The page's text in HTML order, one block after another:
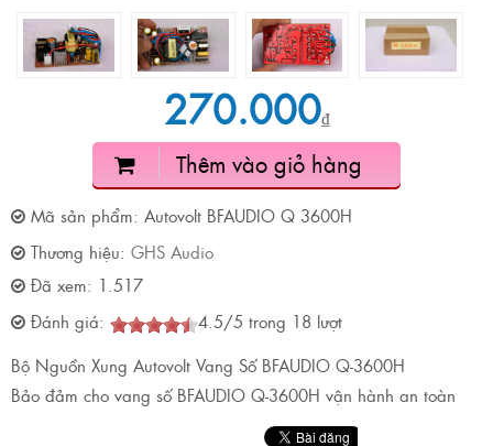
270.000₫
Thêm vào giỏ hàng
Mã sản phẩm: Autovolt BFAUDIO Q 3600H
Thương hiệu: GHS Audio
Đã xem: 1.517
Đánh giá:
4.5/5 trong 18 lượt
Bộ Nguồn Xung Autovolt Vang Số BFAUDIO Q-3600H
Bảo đảm cho vang số BFAUDIO Q-3600H vận hành an toàn